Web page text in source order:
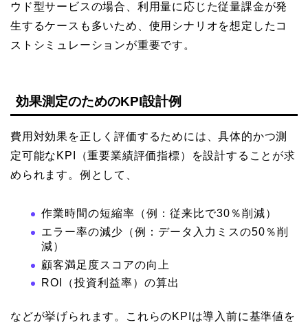
ウド型サービスの場合、利用量に応じた従量課金が発
生するケースも多いため、使用シナリオを想定したコ
ストシミュレーションが重要です。
効果測定のためのKPI設計例
費用対効果を正しく評価するためには、具体的かつ測
定可能なKPI（重要業績評価指標）を設計することが求
められます。例として、
作業時間の短縮率（例：従来比で30％削減）
エラー率の減少（例：データ入力ミスの50％削
減）
顧客満足度スコアの向上
ROI（投資利益率）の算出
などが挙げられます。これらのKPIは導入前に基準値を